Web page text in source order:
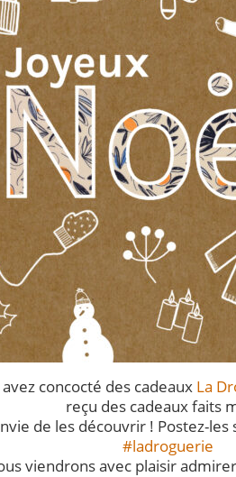
concocté des cadeaux La
reçu des cadeaux faits
de les découvrir ! Postez-
#ladroguerie
viendrons avec plaisir